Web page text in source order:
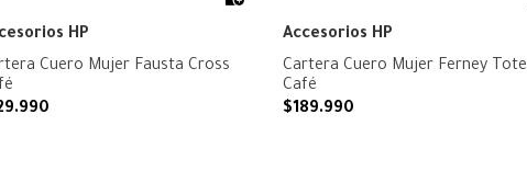
HP
Cuero Mujer Fausta Cross
.990
Accesorios HP
Cartera Cuero Mujer Ferney Tote
Café
$189.990